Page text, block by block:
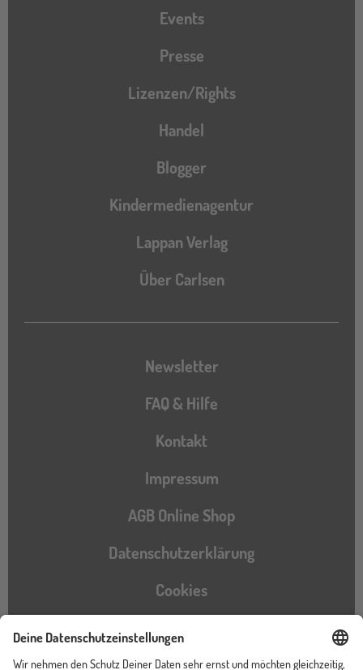
Events
Presse
Lizenzen/Rights
Handel
Blogger
Kindermedienagentur
Lappan Verlag
Über Carlsen
Newsletter
FAQ & Hilfe
Kontakt
Impressum
AGB Online Shop
Datenschutzerklärung
Cookies
Barrierefreiheitserklärung